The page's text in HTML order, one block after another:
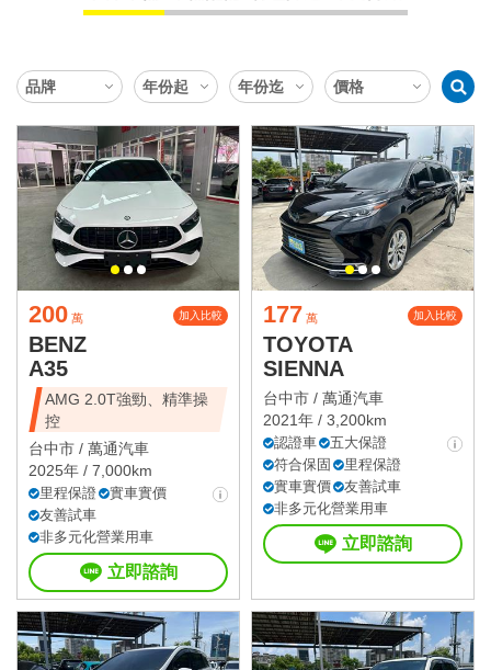
200 萬 加入比較
BENZ
A35
AMG 2.0T強勁、精準操
控
台中市 / 萬通汽車
2025年 / 7,000km
里程保證
實車實價
友善試車
非多元化營業用車
立即諮詢
177 萬 加入比較
TOYOTA
SIENNA
台中市 / 萬通汽車
2021年 / 3,200km
認證車
五大保證
符合保固
里程保證
實車實價
友善試車
非多元化營業用車
立即諮詢